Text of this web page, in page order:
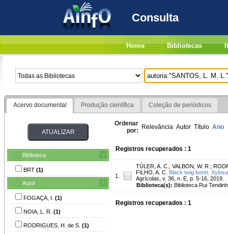
Consulta
Home Bibliotecas
Acervo documental Produção científica Coleção de periódicos
Biblioteca
BRT (1)
Autor
FOGAÇA, I. (1)
NOIA, L. R. (1)
RODRIGUES, H. de S. (1)
Ordenar
por: Relevância Autor Título Ano
Registros recuperados : 1
1.
TÚLER, A. C. ; VALBON, W. R. ;
FILHO, A. C. Black twig borer,
Agrícolas, v. 36, n. E, p. 5-16, 2019.
Biblioteca(s): Biblioteca Rui
Registros recuperados : 1